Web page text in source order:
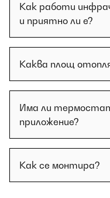
Как работи
и приятно ли е?
Каква площ
Има ли термостат
приложение?
Как се монтира?